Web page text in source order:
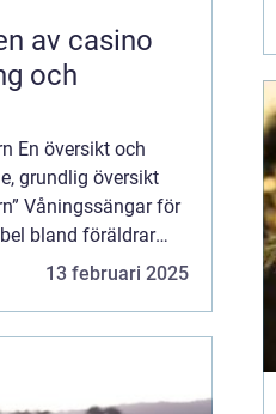
av casino
och
En översikt och
grundlig översikt
Våningssängar för
bland föräldrar
begränsat utrymme i
13 februari 2025